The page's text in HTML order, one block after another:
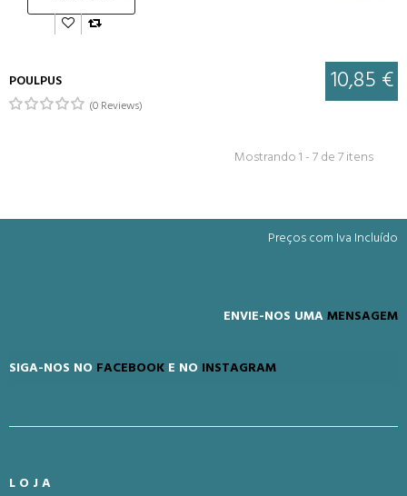
POULPUS 10,85 €
(0 Reviews)
Mostrando 1 - 7 de 7 itens
Preços com Iva Incluído
ENVIE-NOS UMAMENSAGEM
SIGA-NOS NO FACEBOOK E NO INSTAGRAM
LOJA